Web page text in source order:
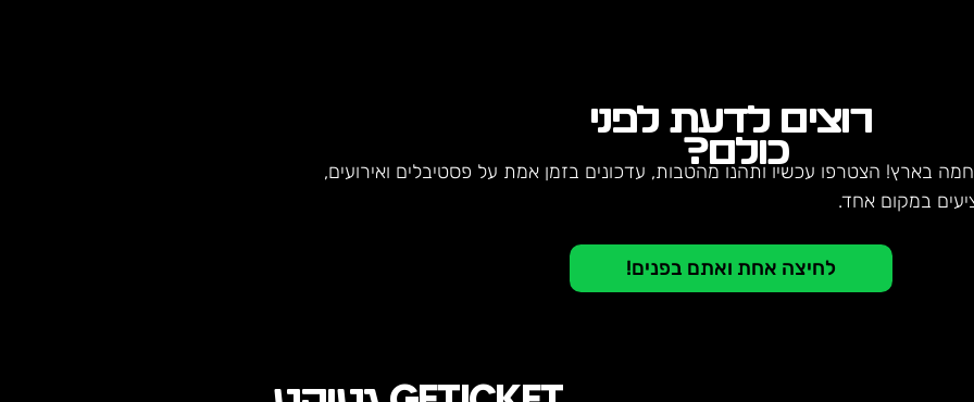
רוצים לדעת לפני
כולם?
בארץ! הצטרפו עכשיו ותהנו מהטבות, עדכונים בזמן אמת על פסטיבלים ואירועים,
במקום אחד.
לחיצה אחת ואתם בפנים!